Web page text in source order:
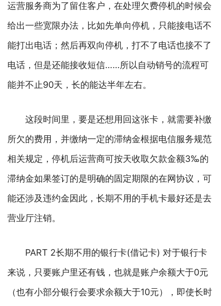
运营服务商为了留住客户，在处理欠费停机的时候会
给出一些宽限办法，比如先单向停机，只能接电话不
能打出电话；然后再双向停机，打不了电话也接不了
电话，但是还能接收短信……所以自动销号的流程可
能并不止90天，长的能达半年左右。
这段时间里，要是还想用回这张卡，就需要补缴
所欠的费用，并缴纳一定的滞纳金根据电信服务规范
相关规定，停机后运营商可按天收取欠款金额3‰的
滞纳金如果签订的是明确的固定期限的在网协议，可
能还涉及违约金因此，长期不用的手机卡最好还是去
营业厅注销。
PART 2长期不用的银行卡(借记卡) 对于银行卡
来说，只要账户里还有钱，也就是账户余额大于0元
（也有小部分银行会要求余额大于10元），即使长时